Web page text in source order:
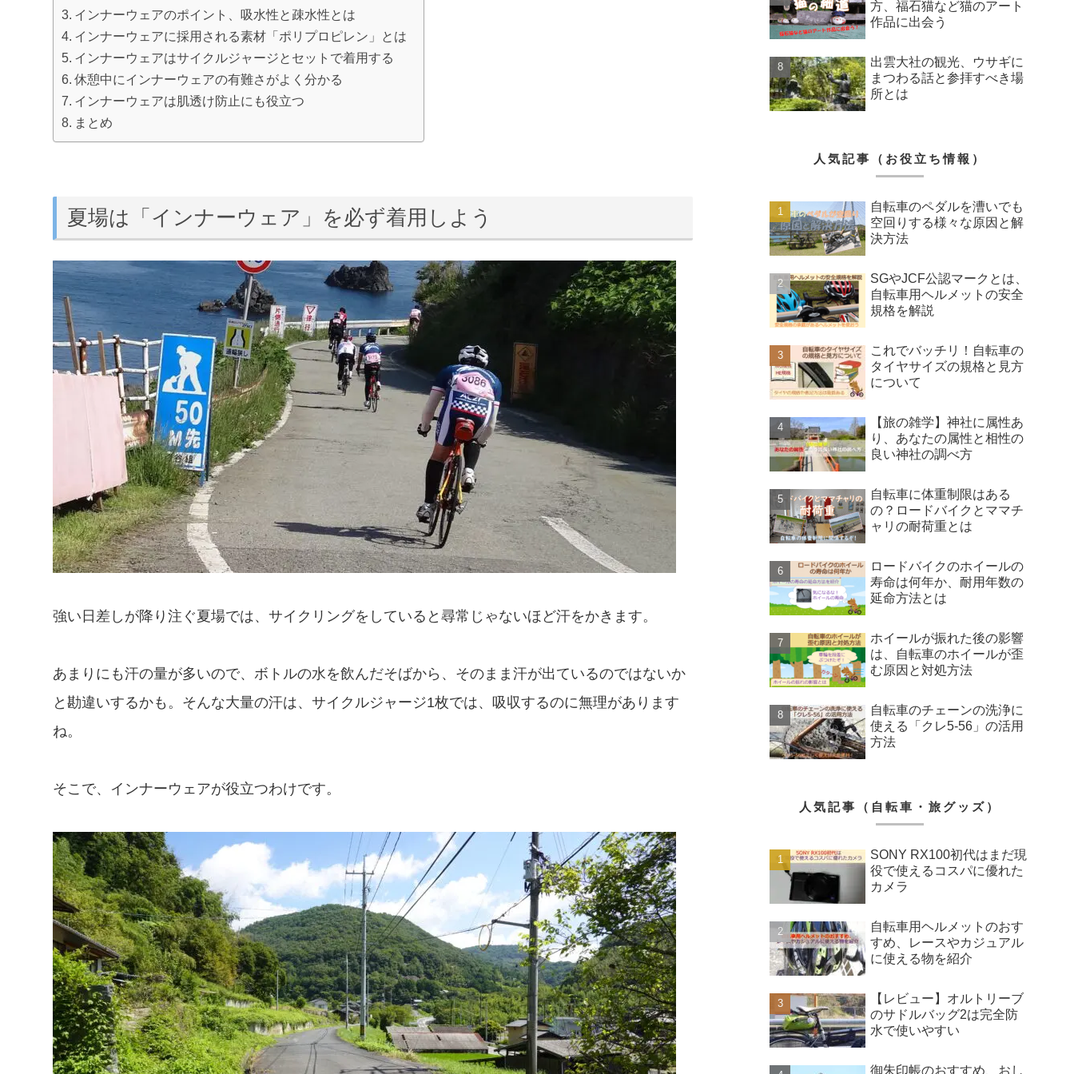
インナーウェアのポイント、吸水性と疎水性とは
インナーウェアに採用される素材「ポリプロピレン」とは
インナーウェアはサイクルジャージとセットで着用する
休憩中にインナーウェアの有難さがよく分かる
インナーウェアは肌透け防止にも役立つ
まとめ
夏場は「インナーウェア」を必ず着用しよう
強い日差しが降り注ぐ夏場では、サイクリングをしていると尋常じゃないほど汗をかきます。
あまりにも汗の量が多いので、ボトルの水を飲んだそばから、そのまま汗が出ているのではないか
と勘違いするかも。そんな大量の汗は、サイクルジャージ1枚では、吸収するのに無理があります
ね。
そこで、インナーウェアが役立つわけです。
方、福石猫など猫のアート
作品に出会う
出雲大社の観光、ウサギに
まつわる話と参拝すべき場
所とは
人気記事（お役立ち情報）
自転車のペダルを漕いでも
空回りする様々な原因と解
決方法
SGやJCF公認マークとは、
自転車用ヘルメットの安全
規格を解説
これでバッチリ！自転車の
タイヤサイズの規格と見方
について
【旅の雑学】神社に属性あ
り、あなたの属性と相性の
良い神社の調べ方
自転車に体重制限はある
の？ロードバイクとママチ
ャリの耐荷重とは
ロードバイクのホイールの
寿命は何年か、耐用年数の
延命方法とは
ホイールが振れた後の影響
は、自転車のホイールが歪
む原因と対処方法
自転車のチェーンの洗浄に
使える「クレ5-56」の活用
方法
人気記事（自転車・旅グッズ）
SONY RX100初代はまだ現
役で使えるコスパに優れた
カメラ
自転車用ヘルメットのおす
すめ、レースやカジュアル
に使える物を紹介
【レビュー】オルトリーブ
のサドルバッグ2は完全防
水で使いやすい
御朱印帳のおすすめ、おし